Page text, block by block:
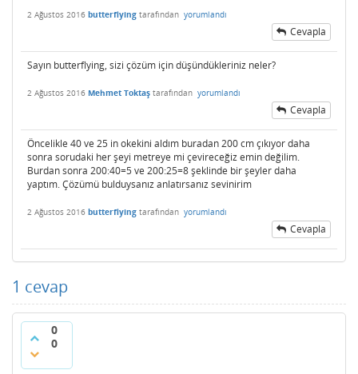
2 Ağustos 2016 butterflying tarafından yorumlandı
Cevapla
Sayın butterflying, sizi çözüm için düşündükleriniz neler?
2 Ağustos 2016 Mehmet Toktaş tarafından yorumlandı
Cevapla
Öncelikle 40 ve 25 in okekini aldım buradan 200 cm çıkıyor daha
sonra sorudaki her şeyi metreye mi çevireceğiz emin değilim.
Burdan sonra 200:40=5 ve 200:25=8 şeklinde bir şeyler daha
yaptım. Çözümü bulduysanız anlatırsanız sevinirim
2 Ağustos 2016 butterflying tarafından yorumlandı
Cevapla
1 cevap
0
0